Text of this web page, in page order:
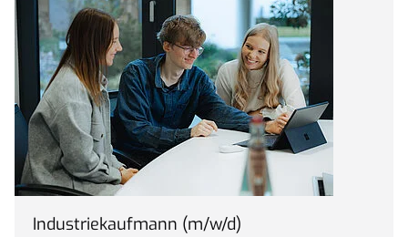
Industriekaufmann (m/w/d)